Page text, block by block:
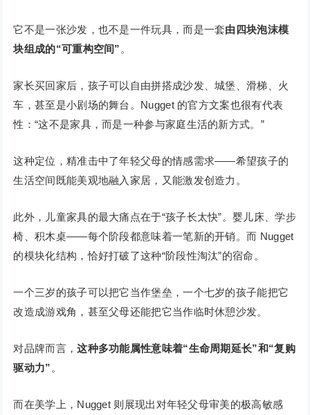
它不是一张沙发，也不是一件玩具，而是一套由四块泡沫模
块组成的“可重构空间” 。
家长买回家后，孩子可以自由拼搭成沙发、城堡、滑梯、火
车，甚至是小剧场的舞台。Nugget 的官方文案也很有代表
性：“这不是家具，而是一种参与家庭生活的新方式。”
这种定位，精准击中了年轻父母的情感需求——希望孩子的
生活空间既能美观地融入家居，又能激发创造力。
此外，儿童家具的最大痛点在于“孩子长太快”。婴儿床、学步
椅、积木桌——每个阶段都意味着一笔新的开销。而 Nugget
的模块化结构，恰好打破了这种“阶段性淘汰”的宿命。
一个三岁的孩子可以把它当作堡垒，一个七岁的孩子能把它
改造成游戏角，甚至父母还能把它当作临时休憩沙发。
对品牌而言，这种多功能属性意味着“生命周期延长”和“复购
驱动力” 。
而在美学上，Nugget 则展现出对年轻父母审美的极高敏感